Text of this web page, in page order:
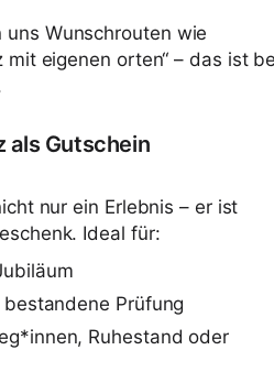
Wunschrouten wie
eigenen orten“ – das ist
als Gutschein
nur ein Erlebnis – er ist
Ideal für:
Prüfung
Ruhestand oder